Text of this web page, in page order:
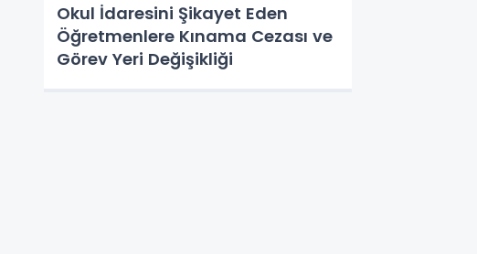
Okul İdaresini Şikayet Eden
Öğretmenlere Kınama Cezası ve
Görev Yeri Değişikliği